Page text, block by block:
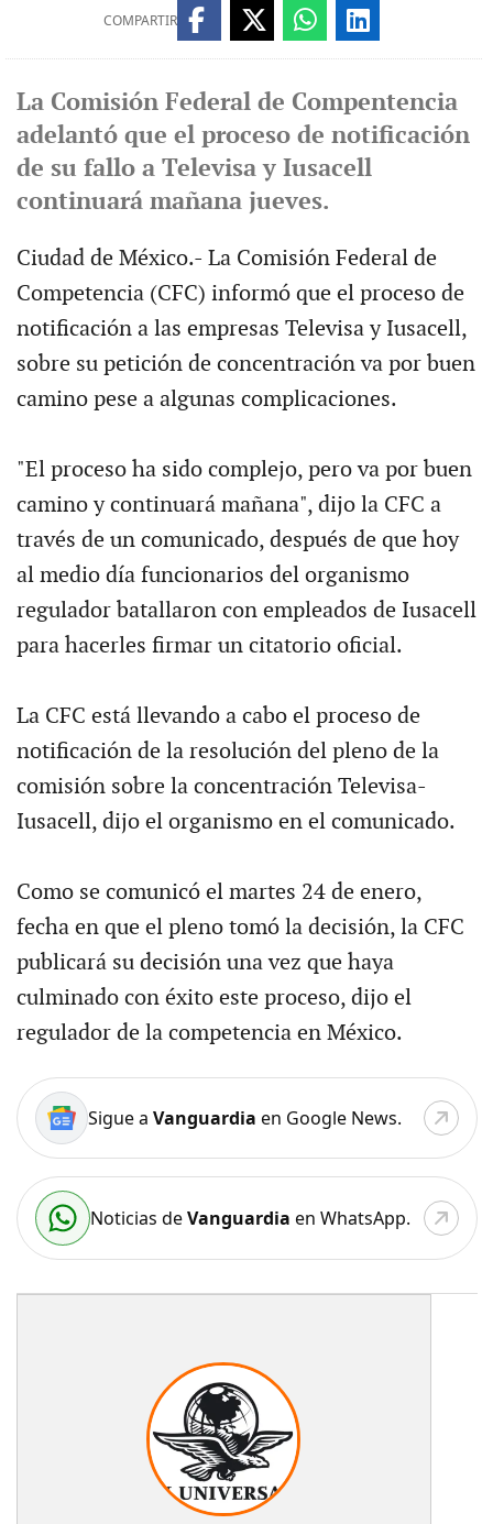
COMPARTIR
La Comisión Federal de Compentencia
adelantó que el proceso de notificación
de su fallo a Televisa y Iusacell
continuará mañana jueves.
Ciudad de México.- La Comisión Federal de
Competencia (CFC) informó que el proceso de
notificación a las empresas Televisa y Iusacell,
sobre su petición de concentración va por buen
camino pese a algunas complicaciones.
"El proceso ha sido complejo, pero va por buen
camino y continuará mañana", dijo la CFC a
través de un comunicado, después de que hoy
al medio día funcionarios del organismo
regulador batallaron con empleados de Iusacell
para hacerles firmar un citatorio oficial.
La CFC está llevando a cabo el proceso de
notificación de la resolución del pleno de la
comisión sobre la concentración Televisa-
Iusacell, dijo el organismo en el comunicado.
Como se comunicó el martes 24 de enero,
fecha en que el pleno tomó la decisión, la CFC
publicará su decisión una vez que haya
culminado con éxito este proceso, dijo el
regulador de la competencia en México.
Sigue a Vanguardia en Google News.
Noticias deVanguardia en WhatsApp.